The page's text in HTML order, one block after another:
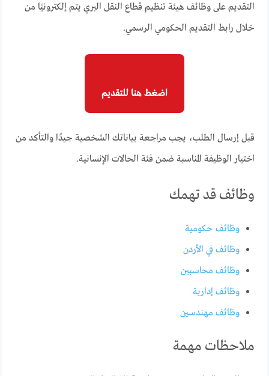
التقديم على وظائف هيئة تنظيم قطاع النقل البري يتم إلكترونيًا من
خلال رابط التقديم الحكومي الرسمي.
اضغط هنا للتقديم
قبل إرسال الطلب، يجب مراجعة بياناتك الشخصية جيدًا والتأكد من
اختيار الوظيفة المناسبة ضمن فئة الحالات الإنسانية.
وظائف قد تهمك
وظائف حكومية
وظائف في الأردن
وظائف محاسبين
وظائف إدارية
وظائف مهندسين
ملاحظات مهمة